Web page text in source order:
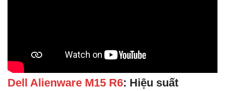
Dell Alienware M15 R6: Hiệu suất